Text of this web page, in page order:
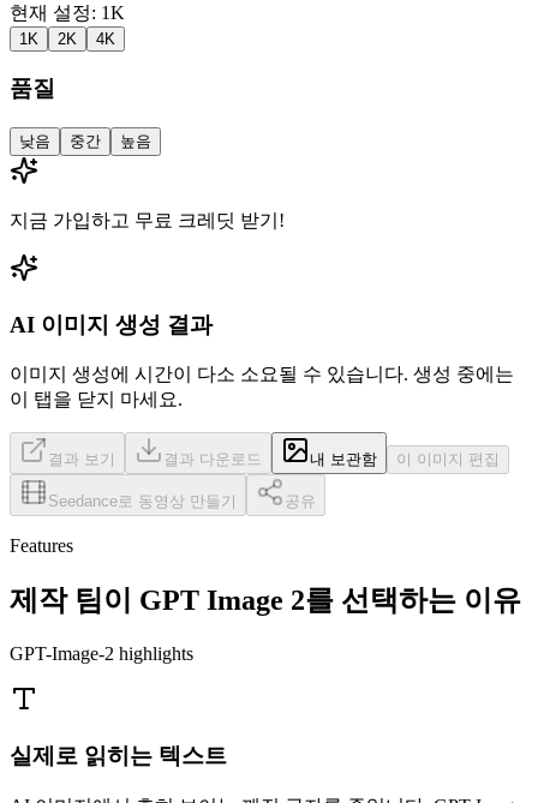
현재 설정: 1K
1K 2K 4K
품질
낮음 중간 높음
지금 가입하고 무료 크레딧 받기!
AI 이미지 생성 결과
이미지 생성에 시간이 다소 소요될 수 있습니다. 생성 중에는
이 탭을 닫지 마세요.
결과 보기 결과 다운로드 내 보관함 이 이미지 편집
Seedance로 동영상 만들기 공유
Features
제작 팀이 GPT Image 2를 선택하는 이유
GPT-Image-2 highlights
실제로 읽히는 텍스트